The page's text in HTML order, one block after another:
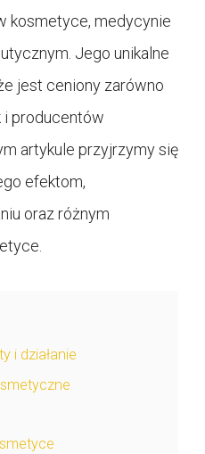
kosmetyce, medycynie
Jego unikalne
jest ceniony zarówno
i producentów
artykule przyjrzymy się
efektom,
oraz różnym
i działanie